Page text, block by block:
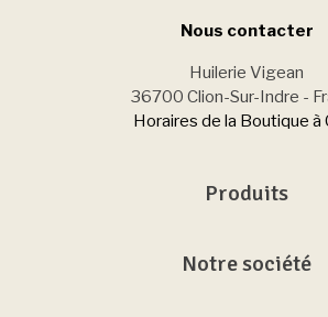
Nous contacter
Huilerie Vigean
36700 Clion-Sur-Indre -
Horaires de la Boutique à
Produits
Notre société